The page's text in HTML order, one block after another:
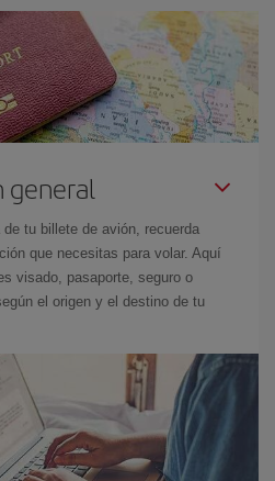
general
tu billete de avión, recuerda
que necesitas para volar. Aquí
visado, pasaporte, seguro o
el origen y el destino de tu